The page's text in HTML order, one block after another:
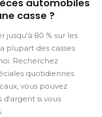
automobiles
casse ?
jusqu'à 80 % sur les
plupart des casses
Recherchez
quotidiennes
vous pouvez
si vous